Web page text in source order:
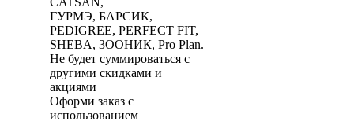
ГУРМЭ, БАРСИК,
PEDIGREE, PERFECT FIT,
SHEBA, 3ООНИК, Pro Plan.
Не будет суммироваться с
другими скидками и
акциями
Оформи заказ с
использованием